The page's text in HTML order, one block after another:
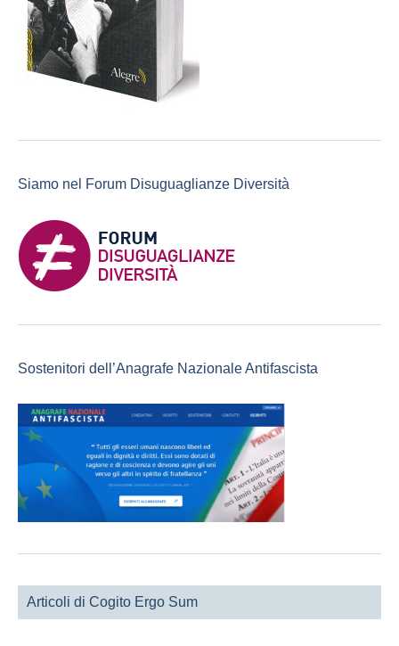
Siamo nel Forum Disuguaglianze Diversità
Sostenitori dell’Anagrafe Nazionale Antifascista
Articoli di Cogito Ergo Sum